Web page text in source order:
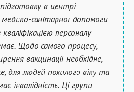
в центрі
санітарної допомоги
персоналу
Щодо самого процесу,
вакцинації необхідне,
для людей похилого віку та
інвалідність. Ці групи